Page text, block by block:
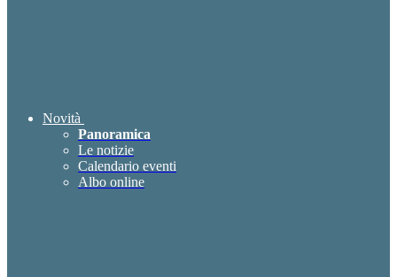
Novità
Panoramica
Le notizie
Calendario eventi
Albo online